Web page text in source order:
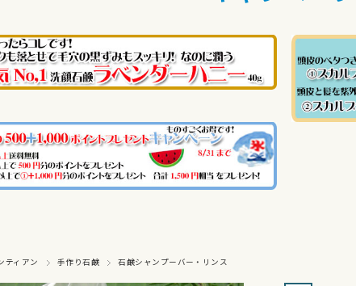
ティアン 手作り石鹸 石鹸シャンプーバー・リンス